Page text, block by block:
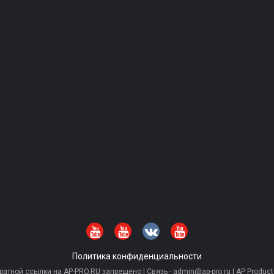
Политика конфиденциальности
ссылки на AP-PRO.RU запрещено | Связь - admin@ap-pro.ru | AP